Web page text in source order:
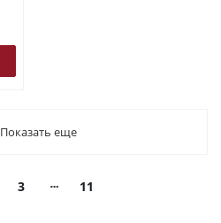
Показать еще
3 11